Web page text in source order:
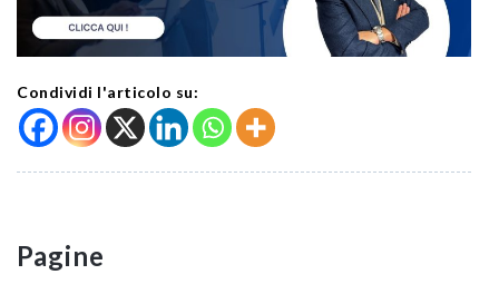
Condividi l'articolo su:
Pagine